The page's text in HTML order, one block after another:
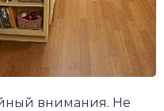
внимания. Не